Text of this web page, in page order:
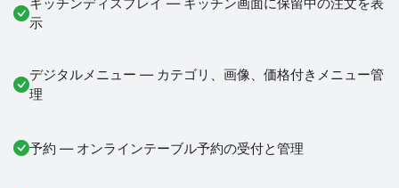
示
デジタルメニュー — カテゴリ、画像、価格付きメニュー管
理
予約 — オンラインテーブル予約の受付と管理